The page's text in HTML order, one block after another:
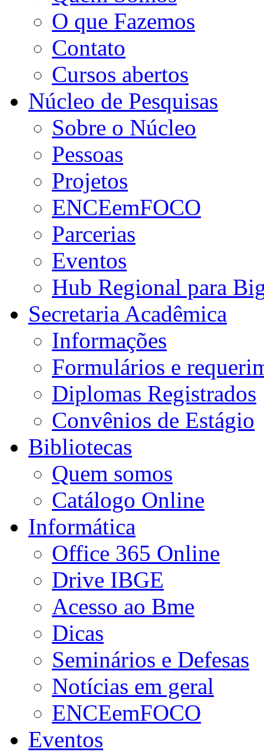
O que Fazemos
Contato
Cursos abertos
Núcleo de Pesquisas
Sobre o Núcleo
Pessoas
Projetos
ENCEemFOCO
Parcerias
Eventos
Hub Regional para
Secretaria Acadêmica
Informações
Formulários e
Diplomas Registrados
Convênios de Estágio
Bibliotecas
Quem somos
Catálogo Online
Informática
Office 365 Online
Drive IBGE
Acesso ao Bme
Dicas
Seminários e Defesas
Notícias em geral
ENCEemFOCO
Eventos